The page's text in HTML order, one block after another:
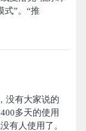
式”。“推
没有大家说的
多天的使用
有人使用了。